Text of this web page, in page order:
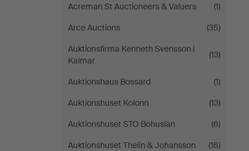
Acreman St Auctioneers & Valuers
(1)
Arce Auctions
(35)
Auktionsfirma Kenneth Svensson i
Kalmar
(13)
Auktionshaus Bossard
(1)
Auktionshuset Kolonn
(13)
Auktionshuset STO Bohuslän
(6)
Auktionshuset Thelin & Johansson
(16)